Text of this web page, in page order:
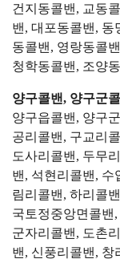
건지동콜밴, 교동
밴, 대포동콜밴, 동
동콜밴, 영랑동콜
청학동콜밴, 조양
양구콜밴, 양구군
양구읍콜밴, 양구
공리콜밴, 구교리
도사리콜밴, 두무
밴, 석현리콜밴, 수
림리콜밴, 하리콜
국토정중앙면콜밴
군자리콜밴, 도촌
밴, 신풍리콜밴, 창